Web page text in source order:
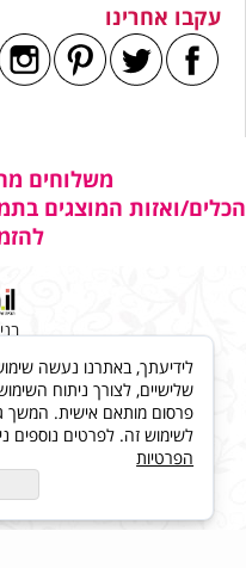
עקבו אחרינו
משלוחים
הכלים/ואזות המוצגים
שלישיים, לצורך ניתוח
פרסום מותאם אישית.
לשימוש זה. לפרטים נוספים
הפרטיות